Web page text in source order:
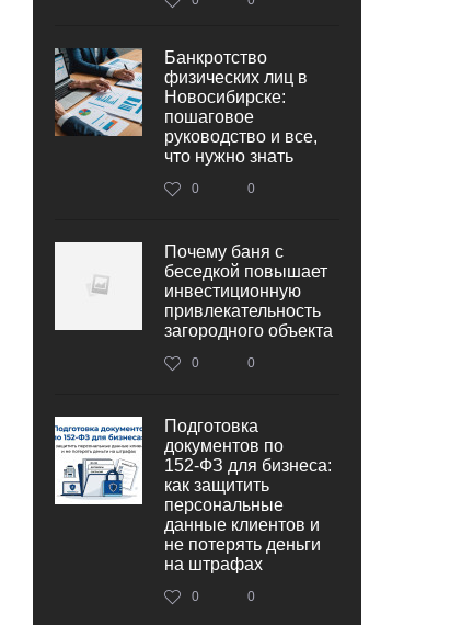
Банкротство
физических лиц в
Новосибирске:
пошаговое
руководство и все,
что нужно знать
0 0
Почему баня с
беседкой повышает
инвестиционную
привлекательность
загородного объекта
0 0
Подготовка
документов по
152‑ФЗ для бизнеса:
как защитить
персональные
данные клиентов и
не потерять деньги
на штрафах
0 0